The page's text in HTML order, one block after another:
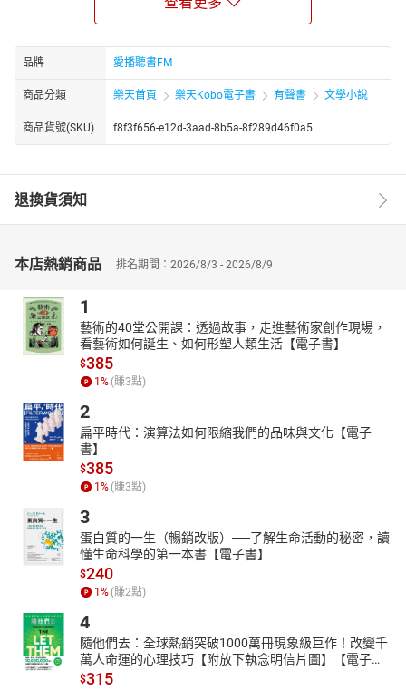
教授，精通紅樓夢等古典小說，當代文學，西洋女性小說。現任國
立東華大學華語文中心主任；為漢聲廣播電台「文學大觀園」節目
製作、主持；《人間福報》專欄主筆； 台灣紅樓夢學會會長；第52
屆廣播金鐘獎得主，亦在各地讀書會講述經典文學。
章節：
414 第八十八回(二)玉華王府朝王驗牒
415 第八十八回(三)悟空八戒悟淨各顯神通
418 第八十八回(六)買辦鋼鐵煉神兵
品牌 愛播聽書FM
商品分類 樂天首頁 樂天Kobo電子書 有聲書 文學小說
商品貨號(SKU) f8f3f656-e12d-3aad-8b5a-8f289d46f0a5
退換貨須知
本店熱銷商品 排名期間：2026/8/3 - 2026/8/9
1
藝術的40堂公開課：透過故事，走進藝術家創作現場，
看藝術如何誕生、如何形塑人類生活【電子書】
$385
1 % (賺3點)
2
扁平時代：演算法如何限縮我們的品味與文化【電子
書】
$385
1 % (賺3點)
3
蛋白質的一生（暢銷改版）──了解生命活動的秘密，讀
懂生命科學的第一本書【電子書】
$240
1 % (賺2點)
4
隨他們去：全球熱銷突破1000萬冊現象級巨作！改變千
萬人命運的心理技巧【附放下執念明信片圖】【電子
書】
$315